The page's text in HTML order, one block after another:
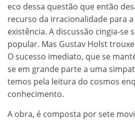
eco dessa questão que então
recurso da irracionalidade para
existência. A discussão cingia-
popular. Mas Gustav Holst
O sucesso imediato, que se
se em grande parte a uma
temos pela leitura do cosmos
conhecimento.
A obra, é composta por sete